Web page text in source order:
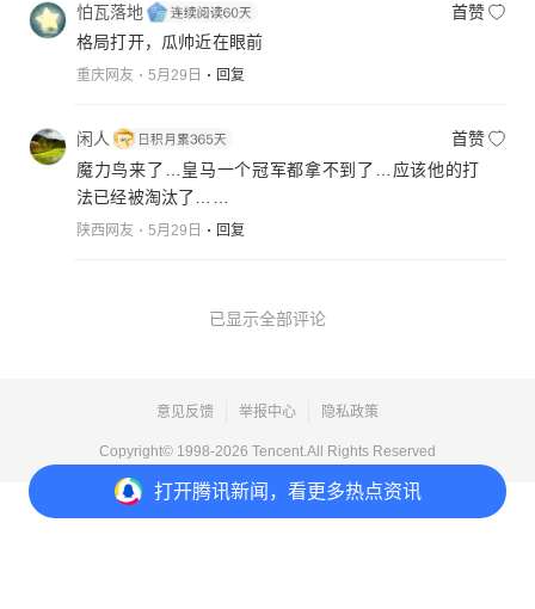
打开腾讯新闻，看更多热点资讯
怕瓦落地
首赞
格局打开，瓜帅近在眼前
重庆网友 5月29日 回复
闲人
首赞
魔力鸟来了…皇马一个冠军都拿不到了…应该他的打
法已经被淘汰了……
陕西网友 5月29日 回复
已显示全部评论
意见反馈 举报中心 隐私政策
Copyright© 1998-2026 Tencent.All Rights Reserved